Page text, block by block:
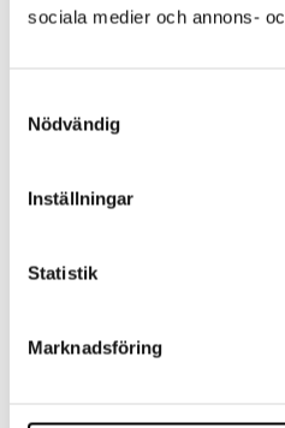
sociala medier och annons-
Nödvändig
Inställningar
Statistik
Marknadsföring